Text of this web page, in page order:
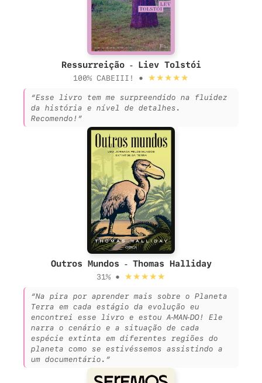
Ressurreição - Liev Tolstói
100% CABEIII! • ★★★★★
“Esse livro tem me surpreendido na fluidez
da história e nível de detalhes.
Recomendo!”
Outros Mundos - Thomas Halliday
31% • ★★★★★
“Na pira por aprender mais sobre o Planeta
Terra em cada estágio da evolução eu
encontrei esse livro e estou A-MAN-DO! Ele
narra o cenário e a situação de cada
espécie extinta em diferentes regiões do
planeta como se estivéssemos assistindo a
um documentário.”